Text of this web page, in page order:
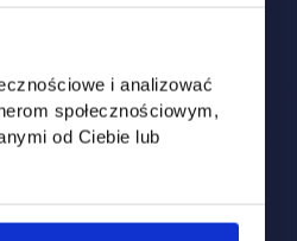
i analizować
społecznościowym,
od Ciebie lub